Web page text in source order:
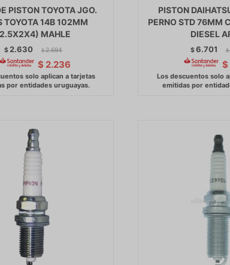
PISTON TOYOTA JGO.
TOYOTA 14B 102MM
MAHLE
$2.630 $ 2.694
$ 2.236
PISTON
PERNO STD 76MM
DIESEL
$6.701 $
$